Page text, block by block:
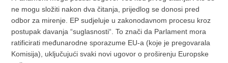
ne mogu složiti nakon dva čitanja, prijedlog se donosi pred
odbor za mirenje. EP sudjeluje u zakonodavnom procesu kroz
postupak davanja “suglasnosti“. To znači da Parlament mora
ratificirati međunarodne sporazume EU-a (koje je pregovarala
Komisija), uključujući svaki novi ugovor o proširenju Europske